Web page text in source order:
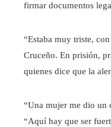
firmar documentos
“Estaba muy triste,
Cruceño. En prisión,
quienes dice que la
“Una mujer me dio un
“Aquí hay que ser